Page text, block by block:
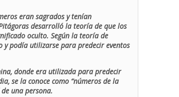
eran sagrados y tenían
desarrolló la teoría de que los
oculto. Según la teoría de
y podía utilizarse para predecir eventos
donde era utilizada para predecir
se la conoce como “números de la
una persona.